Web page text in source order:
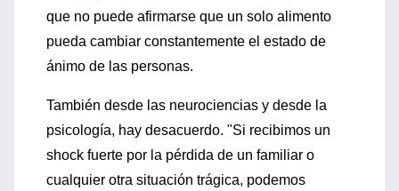
que no puede afirmarse que un solo alimento
pueda cambiar constantemente el estado de
ánimo de las personas.
También desde las neurociencias y desde la
psicología, hay desacuerdo. "Si recibimos un
shock fuerte por la pérdida de un familiar o
cualquier otra situación trágica, podemos